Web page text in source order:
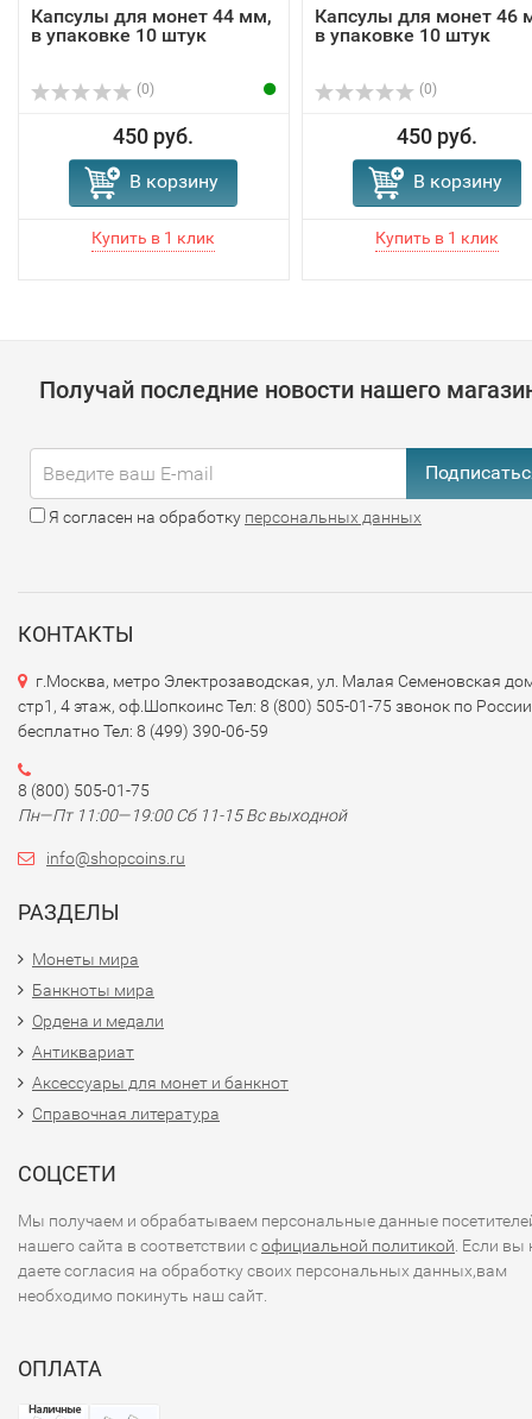
Капсулы для монет 44 мм,
в упаковке 10 штук
(0)
450 руб.
В корзину
Капсулы для монет 46
в упаковке 10 штук
(0)
450 руб.
В корзину
Получай последние новости нашего
Я согласен на обработку персональных данных
КОНТАКТЫ
г.Москва, метро Электрозаводская, ул. Малая Семеновская
стр1, 4 этаж, оф.Шопкоинс Тел: 8 (800) 505-01-75 звонок по России
бесплатно Тел: 8 (499) 390-06-59
8 (800) 505-01-75
Пн—Пт 11:00—19:00 Сб 11-15 Вс выходной
info@shopcoins.ru
РАЗДЕЛЫ
Монеты мира
Банкноты мира
Ордена и медали
Антиквариат
Аксессуары для монет и банкнот
Справочная литература
СОЦСЕТИ
Мы получаем и обрабатываем персональные данные
нашего сайта в соответствии софициальной политикой . Если вы
даете согласия на обработку своих персональных данных,вам
необходимо покинуть наш сайт.
ОПЛАТА